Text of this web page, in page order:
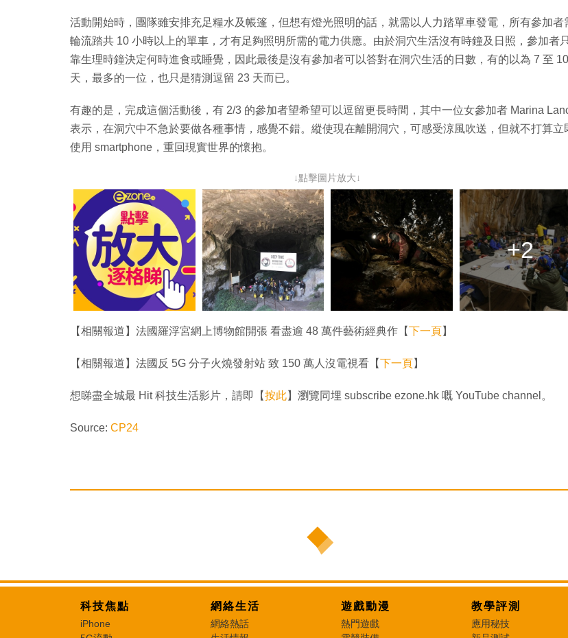
活動開始時，團隊雖安排充足糧水及帳篷，但想有燈光照明的話，就需以人力踏單車發電，所有參加者
輪流踏共 10 小時以上的單車，才有足夠照明所需的電力供應。由於洞穴生活沒有時鐘及日照，參加者
靠生理時鐘決定何時進食或睡覺，因此最後是沒有參加者可以答對在洞穴生活的日數，有的以為 7 至 10
天，最多的一位，也只是猜測逗留 23 天而已。
有趣的是，完成這個活動後，有 2/3 的參加者望希望可以逗留更長時間，其中一位女參加者 Marina
表示，在洞穴中不急於要做各種事情，感覺不錯。縱使現在離開洞穴，可感受涼風吹送，但就不打算立
使用 smartphone，重回現實世界的懷抱。
↓點擊圖片放大↓
+2
【相關報道】法國羅浮宮網上博物館開張 看盡逾 48 萬件藝術經典作【下一頁】
【相關報道】法國反 5G 分子火燒發射站 致 150 萬人沒電視看【下一頁】
想睇盡全城最 Hit 科技生活影片，請即【按此】瀏覽同埋 subscribe ezone.hk 嘅 YouTube channel。
Source: CP24
科技焦點
iPhone
網絡生活
網絡熱話
遊戲動漫
熱門遊戲
教學評測
應用秘技